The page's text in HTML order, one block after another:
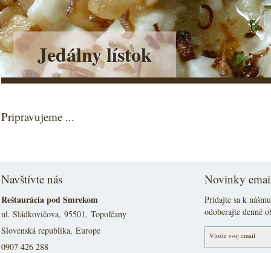
Jedálny lístok
Pripravujeme ...
Navštívte nás
Reštaurácia pod Smrekom
ul. Sládkovičova, 95501, Topoľčany
Slovenská republika, Europe
0907 426 288
Novinky
Pridajte sa k
odoberajte denné
Vložte svoj email